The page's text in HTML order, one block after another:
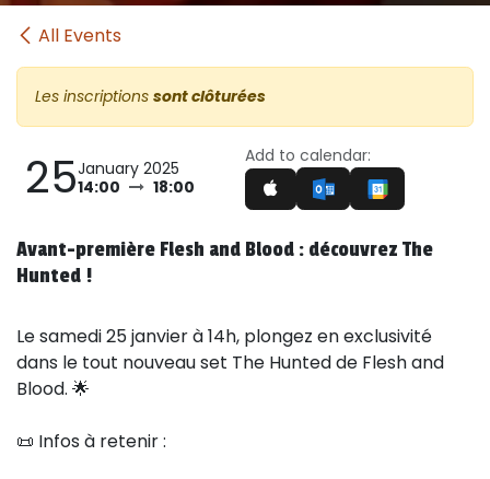
All Events
Les inscriptions sont clôturées
25January 2025
14:00
18:00
Add to calendar:
Avant-première Flesh and Blood : découvrez The
Hunted !
Le samedi 25 janvier à 14h, plongez en exclusivité
dans le tout nouveau set The Hunted de Flesh and
Blood. 🌟
📜 Infos à retenir :